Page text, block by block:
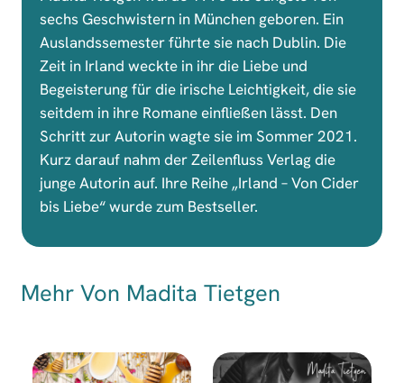
sechs Geschwistern in München geboren. Ein
Auslandssemester führte sie nach Dublin. Die
Zeit in Irland weckte in ihr die Liebe und
Begeisterung für die irische Leichtigkeit, die sie
seitdem in ihre Romane einfließen lässt. Den
Schritt zur Autorin wagte sie im Sommer 2021.
Kurz darauf nahm der Zeilenfluss Verlag die
junge Autorin auf. Ihre Reihe „Irland – Von Cider
bis Liebe“ wurde zum Bestseller.
Mehr Von Madita Tietgen